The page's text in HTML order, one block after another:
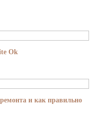
Ok
и как правильно